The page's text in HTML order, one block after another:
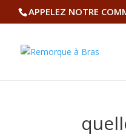
APPELEZ NOTRE